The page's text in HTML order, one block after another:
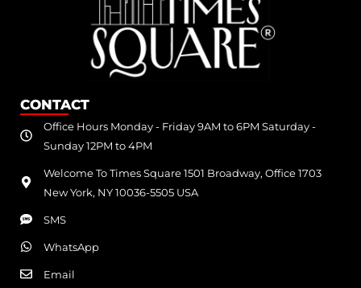
CONTACT
Office Hours Monday - Friday 9AM to 6PM Saturday -
Sunday 12PM to 4PM
Welcome To Times Square 1501 Broadway, Office 1703
New York, NY 10036-5505 USA
SMS
WhatsApp
Email